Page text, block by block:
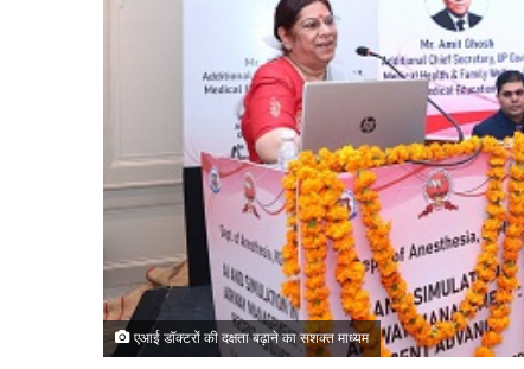
एआई डॉक्टरों की दक्षता बढ़ाने का सशक्त माध्यम